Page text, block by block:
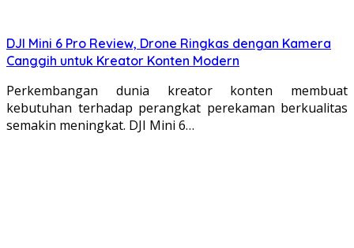
DJI Mini 6 Pro Review, Drone Ringkas dengan Kamera
Canggih untuk Kreator Konten Modern
Perkembangan dunia kreator konten membuat
kebutuhan terhadap perangkat perekaman berkualitas
semakin meningkat. DJI Mini 6…